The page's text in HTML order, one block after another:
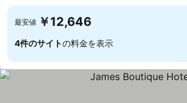
最安値 ￥12,646
4件のサイトの料金を表示